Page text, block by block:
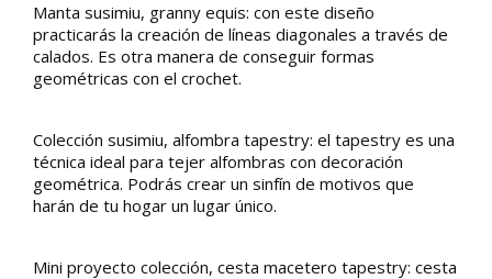
Manta susimiu, granny equis: con este diseño
practicarás la creación de líneas diagonales a través de
calados. Es otra manera de conseguir formas
geométricas con el crochet.
Colección susimiu, alfombra tapestry: el tapestry es una
técnica ideal para tejer alfombras con decoración
geométrica. Podrás crear un sinfín de motivos que
harán de tu hogar un lugar único.
Mini proyecto colección, cesta macetero tapestry: cesta